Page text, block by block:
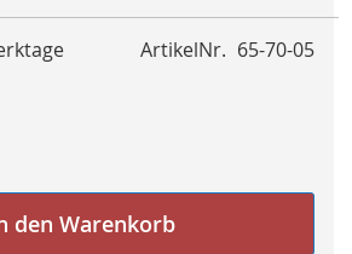
ArtikelNr. 65-70-05
den Warenkorb